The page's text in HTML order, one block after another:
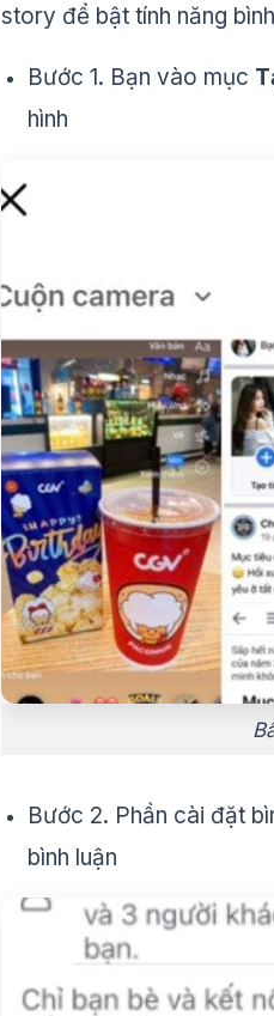
story để bật tính năng
Bước 1. Bạn vào mục
hình
Bước 2. Phần cài đặt
bình luận